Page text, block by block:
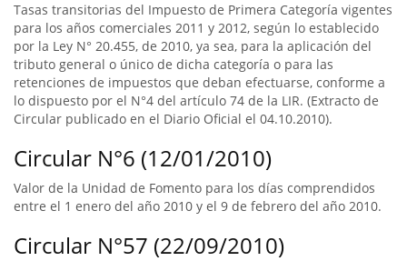
Tasas transitorias del Impuesto de Primera Categoría vigentes
para los años comerciales 2011 y 2012, según lo establecido
por la Ley N° 20.455, de 2010, ya sea, para la aplicación del
tributo general o único de dicha categoría o para las
retenciones de impuestos que deban efectuarse, conforme a
lo dispuesto por el N°4 del artículo 74 de la LIR. (Extracto de
Circular publicado en el Diario Oficial el 04.10.2010).
Circular N°6 (12/01/2010)
Valor de la Unidad de Fomento para los días comprendidos
entre el 1 enero del año 2010 y el 9 de febrero del año 2010.
Circular N°57 (22/09/2010)